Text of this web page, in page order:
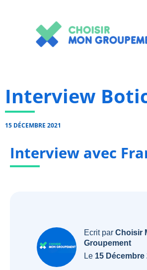
Interview
15 DÉCEMBRE 2021
Interview avec
Ecrit par Choisir
Groupement
Le 15 Décembre